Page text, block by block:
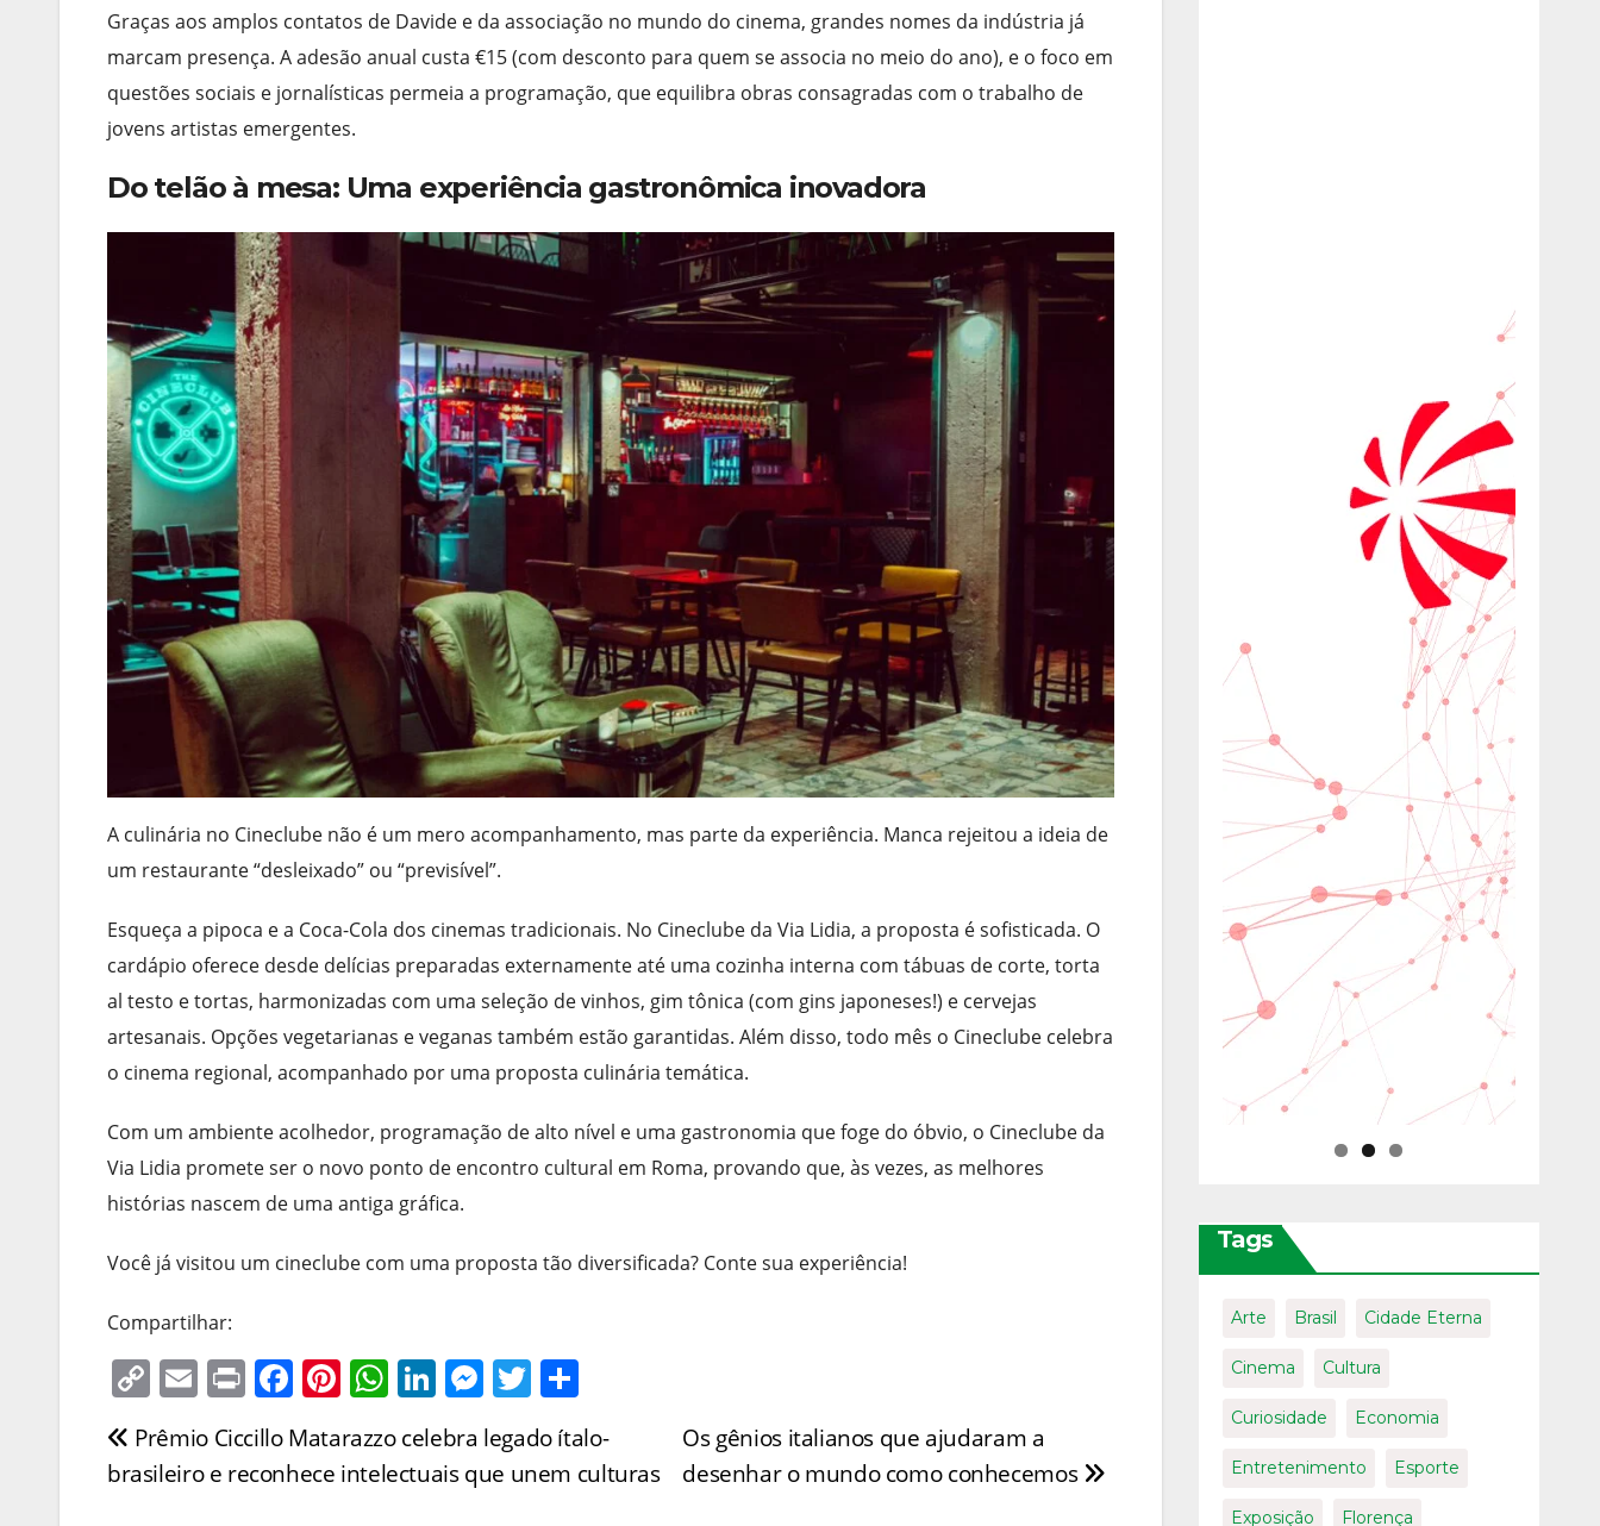
Graças aos amplos contatos de Davide e da associação no mundo do cinema, grandes nomes da indústria já
marcam presença. A adesão anual custa €15 (com desconto para quem se associa no meio do ano), e o foco em
questões sociais e jornalísticas permeia a programação, que equilibra obras consagradas com o trabalho de
jovens artistas emergentes.
Do telão à mesa: Uma experiência gastronômica inovadora
A culinária no Cineclube não é um mero acompanhamento, mas parte da experiência. Manca rejeitou a ideia de
um restaurante “desleixado” ou “previsível”.
Esqueça a pipoca e a Coca-Cola dos cinemas tradicionais. No Cineclube da Via Lidia, a proposta é sofisticada. O
cardápio oferece desde delícias preparadas externamente até uma cozinha interna com tábuas de corte, torta
al testo e tortas, harmonizadas com uma seleção de vinhos, gim tônica (com gins japoneses!) e cervejas
artesanais. Opções vegetarianas e veganas também estão garantidas. Além disso, todo mês o Cineclube celebra
o cinema regional, acompanhado por uma proposta culinária temática.
Com um ambiente acolhedor, programação de alto nível e uma gastronomia que foge do óbvio, o Cineclube da
Via Lidia promete ser o novo ponto de encontro cultural em Roma, provando que, às vezes, as melhores
histórias nascem de uma antiga gráfica.
Você já visitou um cineclube com uma proposta tão diversificada? Conte sua experiência!
Compartilhar:
C
o
p
y
E
m
ai
l
Pr
in
t
F
a
c
e
Pi
er
e
W
at
s
Li
n
k
e
M
e
ss
e
T
w
itt
er
h
ar
e
Navegação
de
Os gênios italianos que ajudaram a
desenhar o mundo como conhecemos
Prêmio Ciccillo Matarazzo celebra legado ítalo-
brasileiro e reconhece intelectuais que unem culturas
Tags
Arte Brasil Cidade Eterna
Cinema Cultura
Curiosidade Economia
Entretenimento Esporte
Exposição Florença